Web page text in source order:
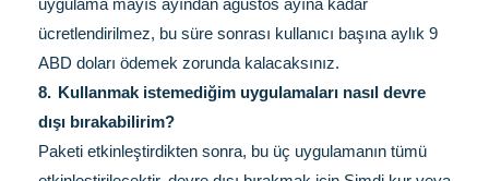
uygulama mayıs ayından ağustos ayına kadar
ücretlendirilmez, bu süre sonrası kullanıcı başına aylık 9
ABD doları ödemek zorunda kalacaksınız.
8. Kullanmak istemediğim uygulamaları nasıl devre
dışı bırakabilirim?
Paketi etkinleştirdikten sonra, bu üç uygulamanın tümü